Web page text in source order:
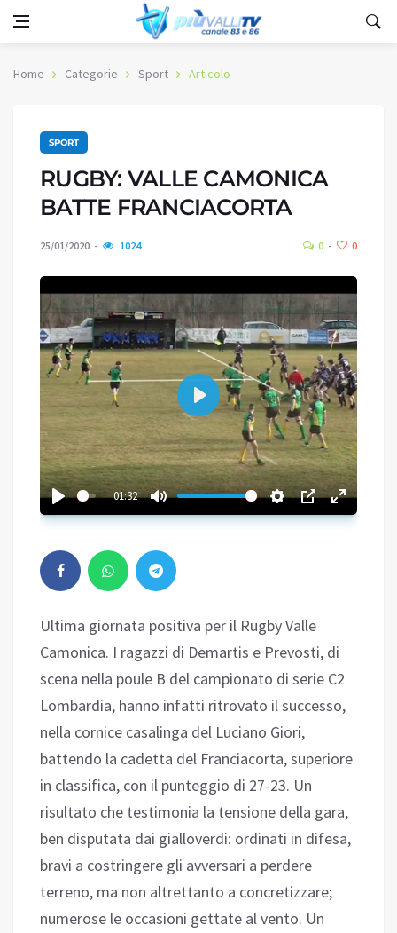
Home Categorie Sport Articolo
SPORT
RUGBY: VALLE CAMONICA
BATTE FRANCIACORTA
25/01/2020 1024 0 0
01:32
Play
Ultima giornata positiva per il Rugby Valle
Camonica. I ragazzi di Demartis e Prevosti, di
scena nella poule B del campionato di serie C2
Lombardia, hanno infatti ritrovato il successo,
nella cornice casalinga del Luciano Giori,
battendo la cadetta del Franciacorta, superiore
in classifica, con il punteggio di 27-23. Un
risultato che testimonia la tensione della gara,
ben disputata dai gialloverdi: ordinati in difesa,
bravi a costringere gli avversari a perdere
terreno, ma non altrettanto a concretizzare;
numerose le occasioni gettate al vento. Un